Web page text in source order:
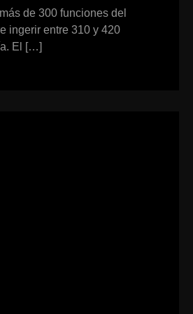
de 300 funciones del
ingerir entre 310 y 420
El […]